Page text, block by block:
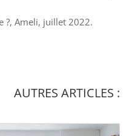
?, Ameli, juillet 2022.
AUTRES ARTICLES :